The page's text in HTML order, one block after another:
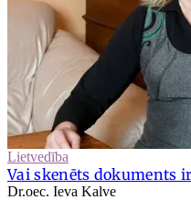
Lietvedība
Vai skenēts dokuments
Dr.oec. Ieva Kalve